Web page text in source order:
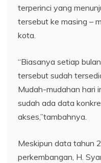
terperinci yang
tersebut ke masing –
kota.
“Biasanya setiap
tersebut sudah
Mudah-mudahan hari
sudah ada data
akses,”tambahnya.
Meskipun data tahun
perkembangan, H.